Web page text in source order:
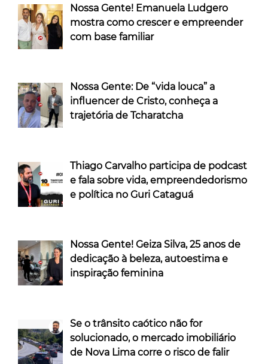
Nossa Gente! Emanuela Ludgero
mostra como crescer e empreender
com base familiar
Nossa Gente: De “vida louca” a
influencer de Cristo, conheça a
trajetória de Tcharatcha
Thiago Carvalho participa de podcast
e fala sobre vida, empreendedorismo
e política no Guri Cataguá
Nossa Gente! Geiza Silva, 25 anos de
dedicação à beleza, autoestima e
inspiração feminina
Se o trânsito caótico não for
solucionado, o mercado imobiliário
de Nova Lima corre o risco de falir